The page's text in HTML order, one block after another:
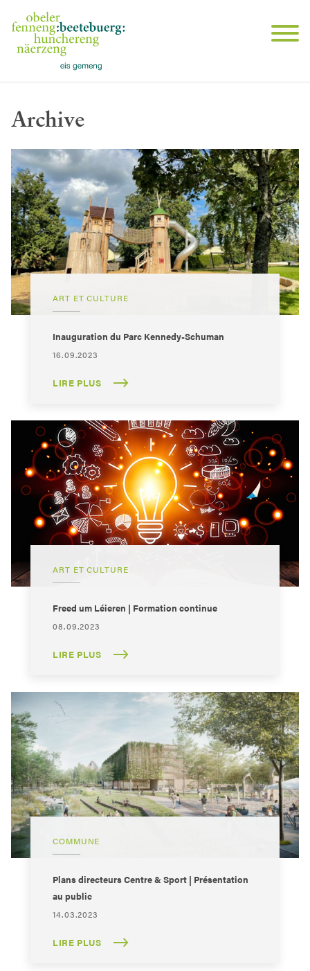
Archive
ART ET CULTURE
Inauguration du Parc Kennedy-Schuman
16.09.2023
LIRE PLUS
ART ET CULTURE
Freed um Léieren | Formation continue
08.09.2023
LIRE PLUS
COMMUNE
Plans directeurs Centre & Sport | Présentation
au public
14.03.2023
LIRE PLUS